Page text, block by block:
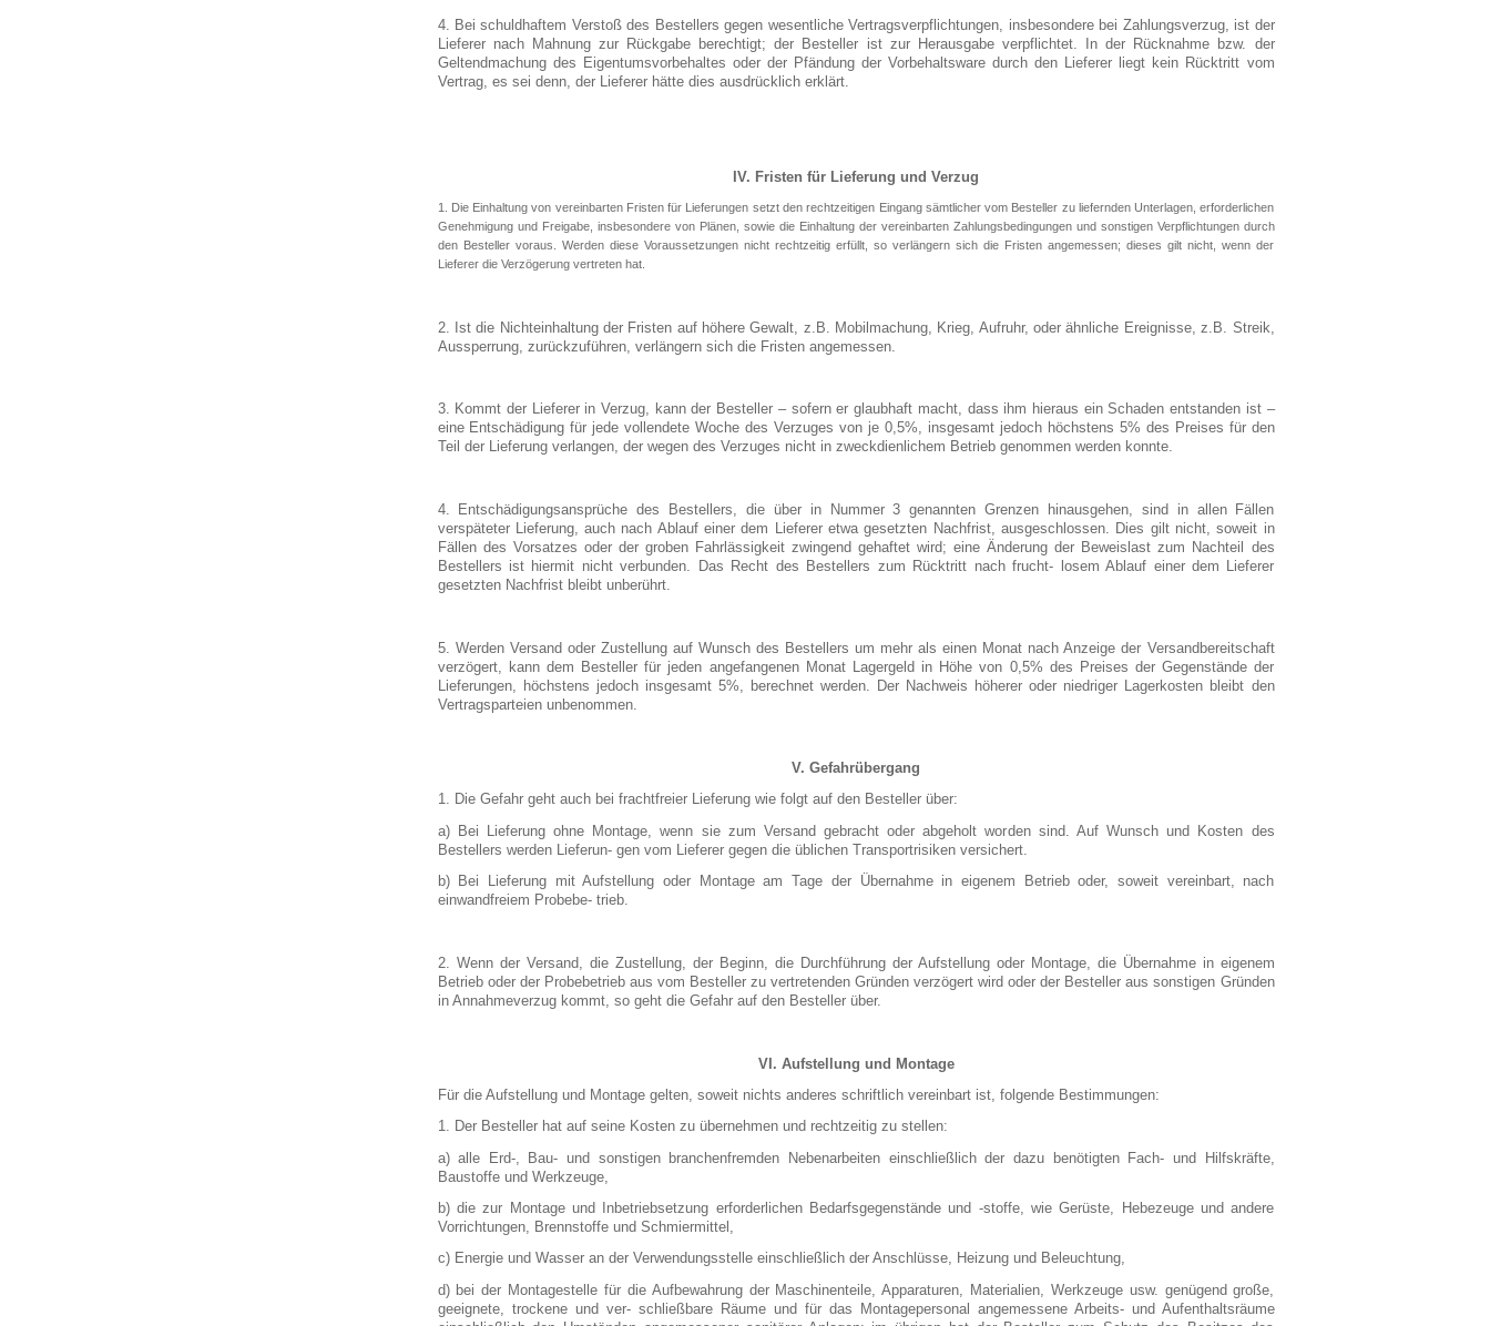
4. Bei schuldhaftem Verstoß des Bestellers gegen wesentliche Vertragsverpflichtungen, insbesondere bei Zahlungsverzug, ist der
Lieferer nach Mahnung zur Rückgabe berechtigt; der Besteller ist zur Herausgabe verpflichtet. In der Rücknahme bzw. der
Geltendmachung des Eigentumsvorbehaltes oder der Pfändung der Vorbehaltsware durch den Lieferer liegt kein Rücktritt vom
Vertrag, es sei denn, der Lieferer hätte dies ausdrücklich erklärt.
IV. Fristen für Lieferung und Verzug
1. Die Einhaltung von vereinbarten Fristen für Lieferungen setzt den rechtzeitigen Eingang sämtlicher vom Besteller zu liefernden Unterlagen, erforderlichen
Genehmigung und Freigabe, insbesondere von Plänen, sowie die Einhaltung der vereinbarten Zahlungsbedingungen und sonstigen Verpflichtungen durch
den Besteller voraus. Werden diese Voraussetzungen nicht rechtzeitig erfüllt, so verlängern sich die Fristen angemessen; dieses gilt nicht, wenn der
Lieferer die Verzögerung vertreten hat.
2. Ist die Nichteinhaltung der Fristen auf höhere Gewalt, z.B. Mobilmachung, Krieg, Aufruhr, oder ähnliche Ereignisse, z.B. Streik,
Aussperrung, zurückzuführen, verlängern sich die Fristen angemessen.
3. Kommt der Lieferer in Verzug, kann der Besteller – sofern er glaubhaft macht, dass ihm hieraus ein Schaden entstanden ist –
eine Entschädigung für jede vollendete Woche des Verzuges von je 0,5%, insgesamt jedoch höchstens 5% des Preises für den
Teil der Lieferung verlangen, der wegen des Verzuges nicht in zweckdienlichem Betrieb genommen werden konnte.
4. Entschädigungsansprüche des Bestellers, die über in Nummer 3 genannten Grenzen hinausgehen, sind in allen Fällen
verspäteter Lieferung, auch nach Ablauf einer dem Lieferer etwa gesetzten Nachfrist, ausgeschlossen. Dies gilt nicht, soweit in
Fällen des Vorsatzes oder der groben Fahrlässigkeit zwingend gehaftet wird; eine Änderung der Beweislast zum Nachteil des
Bestellers ist hiermit nicht verbunden. Das Recht des Bestellers zum Rücktritt nach frucht- losem Ablauf einer dem Lieferer
gesetzten Nachfrist bleibt unberührt.
5. Werden Versand oder Zustellung auf Wunsch des Bestellers um mehr als einen Monat nach Anzeige der Versandbereitschaft
verzögert, kann dem Besteller für jeden angefangenen Monat Lagergeld in Höhe von 0,5% des Preises der Gegenstände der
Lieferungen, höchstens jedoch insgesamt 5%, berechnet werden. Der Nachweis höherer oder niedriger Lagerkosten bleibt den
Vertragsparteien unbenommen.
V. Gefahrübergang
1. Die Gefahr geht auch bei frachtfreier Lieferung wie folgt auf den Besteller über:
a) Bei Lieferung ohne Montage, wenn sie zum Versand gebracht oder abgeholt worden sind. Auf Wunsch und Kosten des
Bestellers werden Lieferun- gen vom Lieferer gegen die üblichen Transportrisiken versichert.
b) Bei Lieferung mit Aufstellung oder Montage am Tage der Übernahme in eigenem Betrieb oder, soweit vereinbart, nach
einwandfreiem Probebe- trieb.
2. Wenn der Versand, die Zustellung, der Beginn, die Durchführung der Aufstellung oder Montage, die Übernahme in eigenem
Betrieb oder der Probebetrieb aus vom Besteller zu vertretenden Gründen verzögert wird oder der Besteller aus sonstigen Gründen
in Annahmeverzug kommt, so geht die Gefahr auf den Besteller über.
VI. Aufstellung und Montage
Für die Aufstellung und Montage gelten, soweit nichts anderes schriftlich vereinbart ist, folgende Bestimmungen:
1. Der Besteller hat auf seine Kosten zu übernehmen und rechtzeitig zu stellen:
a) alle Erd-, Bau- und sonstigen branchenfremden Nebenarbeiten einschließlich der dazu benötigten Fach- und Hilfskräfte,
Baustoffe und Werkzeuge,
b) die zur Montage und Inbetriebsetzung erforderlichen Bedarfsgegenstände und -stoffe, wie Gerüste, Hebezeuge und andere
Vorrichtungen, Brennstoffe und Schmiermittel,
c) Energie und Wasser an der Verwendungsstelle einschließlich der Anschlüsse, Heizung und Beleuchtung,
d) bei der Montagestelle für die Aufbewahrung der Maschinenteile, Apparaturen, Materialien, Werkzeuge usw. genügend große,
geeignete, trockene und ver- schließbare Räume und für das Montagepersonal angemessene Arbeits- und Aufenthaltsräume